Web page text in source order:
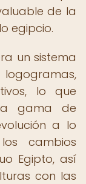
de la
egipcio.
un sistema
lo que
gama de
a lo
cambios
Egipto, así
con las